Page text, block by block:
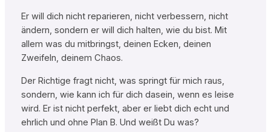
Er will dich nicht reparieren, nicht verbessern, nicht
ändern, sondern er will dich halten, wie du bist. Mit
allem was du mitbringst, deinen Ecken, deinen
Zweifeln, deinem Chaos.
Der Richtige fragt nicht, was springt für mich raus,
sondern, wie kann ich für dich dasein, wenn es leise
wird. Er ist nicht perfekt, aber er liebt dich echt und
ehrlich und ohne Plan B. Und weißt Du was?